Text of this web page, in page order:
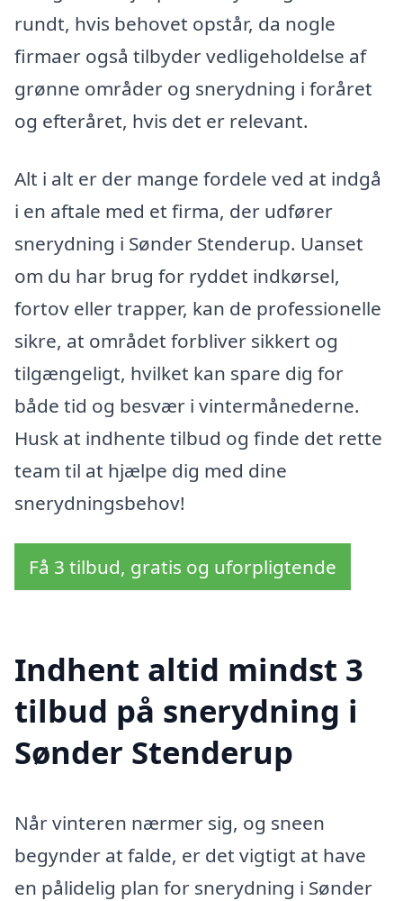
rundt, hvis behovet opstår, da nogle
firmaer også tilbyder vedligeholdelse af
grønne områder og snerydning i foråret
og efteråret, hvis det er relevant.
Alt i alt er der mange fordele ved at indgå
i en aftale med et firma, der udfører
snerydning i Sønder Stenderup. Uanset
om du har brug for ryddet indkørsel,
fortov eller trapper, kan de professionelle
sikre, at området forbliver sikkert og
tilgængeligt, hvilket kan spare dig for
både tid og besvær i vintermånederne.
Husk at indhente tilbud og finde det rette
team til at hjælpe dig med dine
snerydningsbehov!
Få 3 tilbud, gratis og uforpligtende
Indhent altid mindst 3
tilbud på snerydning i
Sønder Stenderup
Når vinteren nærmer sig, og sneen
begynder at falde, er det vigtigt at have
en pålidelig plan for snerydning i Sønder